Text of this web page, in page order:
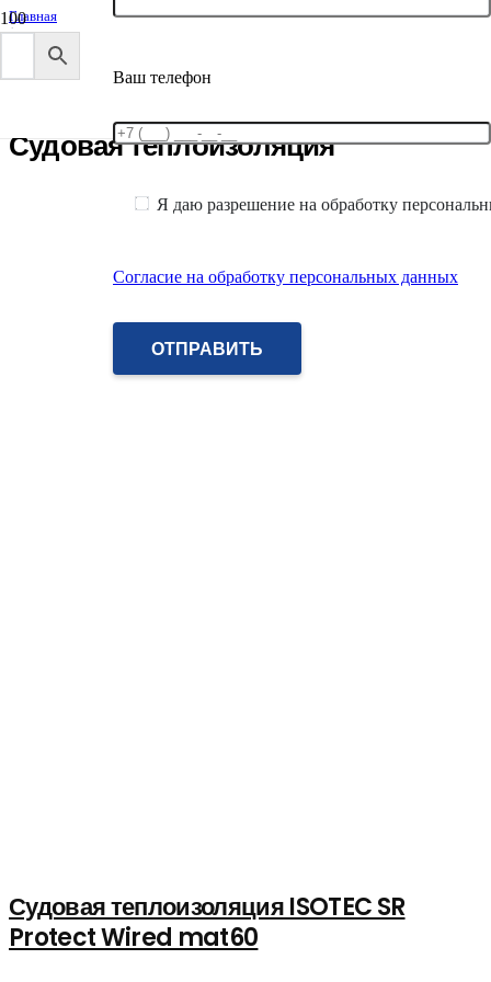
Ваш телефон
Я даю разрешение на обработку
Согласие на обработку персональных данных
Главная
/
ТЕХНИЧЕСКАЯ ИЗОЛЯЦИЯ
Судовая теплоизоляция
Судовая теплоизоляция
Судовая теплоизоляция ISOTEC SR
Protect Wired mat60